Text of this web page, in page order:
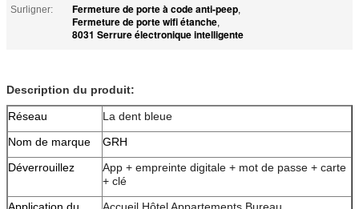
Surligner:
Fermeture de porte à code anti-peep,
Fermeture de porte wifi étanche,
8031 Serrure électronique intelligente
Description du produit:
Réseau
La dent bleue
Nom de marque
GRH
Déverrouillez
App + empreinte digitale + mot de passe + carte
+ clé